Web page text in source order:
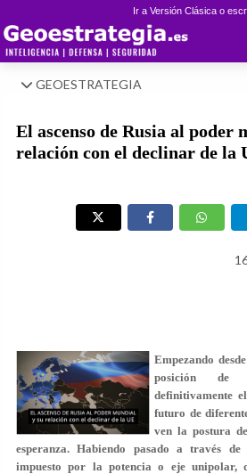
Ir a Versión Clásica o
GEOESTRATEGIA
El ascenso de Rusia al poder
relación con el declinar de la
Empezando
posición de
definitivamente
futuro de
ven la postura
esperanza. Habiendo pasado a través
impuesto por la potencia o eje unipolar,